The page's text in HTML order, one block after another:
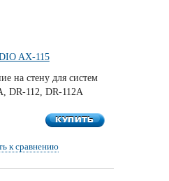
AX-115
на стену для систем
DR-112, DR-112A
КУПИТЬ
КУПИТЬ
к сравнению